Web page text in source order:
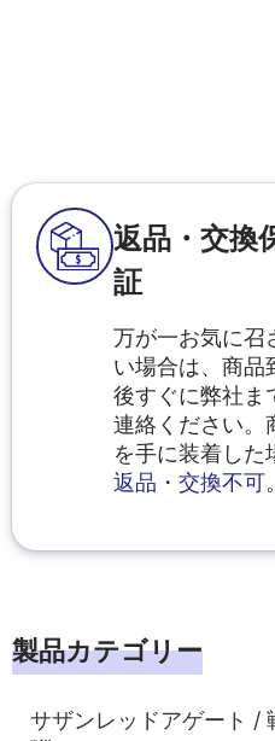
返品・交換
証
万が一お気に召
い場合は、商品
後すぐに弊社ま
連絡ください。
を手に装着した
返品・交換不可。
製品カテゴリー
サザンレッドアゲート /